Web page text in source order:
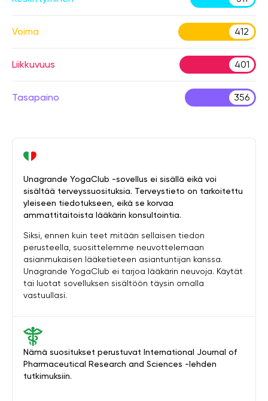
Voima 412
Liikkuvuus 401
Tasapaino 356
Nämä suositukset perustuvat International Journal of
Pharmaceutical Research and Sciences -lehden
tutkimuksiin.
Unagrande YogaClub -sovellus ei sisällä eikä voi
sisältää terveyssuosituksia. Terveystieto on tarkoitettu
yleiseen tiedotukseen, eikä se korvaa
ammattitaitoista lääkärin konsultointia.
Siksi, ennen kuin teet mitään sellaisen tiedon
perusteella, suosittelemme neuvottelemaan
asianmukaisen lääketieteen asiantuntijan kanssa.
Unagrande YogaClub ei tarjoa lääkärin neuvoja. Käytät
tai luotat sovelluksen sisältöön täysin omalla
vastuullasi.